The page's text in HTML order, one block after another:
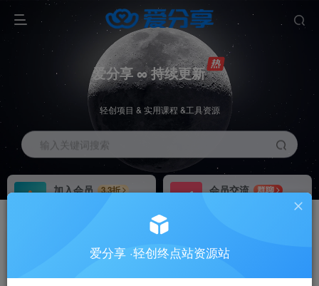
爱分享 ∞ 持续更新
轻创项目 & 实用课程 &工具资源
输入关键词搜索
加入会员
3.3折
会员交流
群聊
推广返佣高达70%
24小时自动赚钱
爱分享 ·轻创终点站资源站